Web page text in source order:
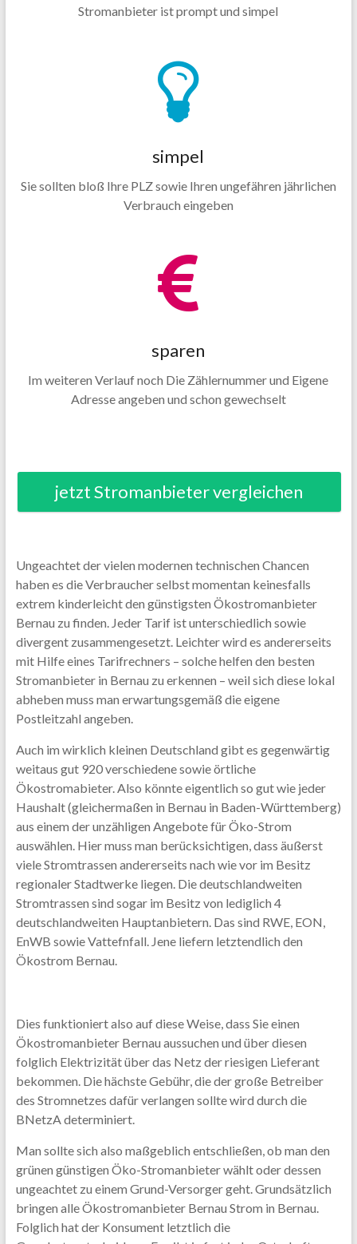
Stromanbieter ist prompt und simpel
simpel
Sie sollten bloß Ihre PLZ sowie Ihren ungefähren jährlichen
Verbrauch eingeben
sparen
Im weiteren Verlauf noch Die Zählernummer und Eigene
Adresse angeben und schon gewechselt
jetzt Stromanbieter vergleichen
Ungeachtet der vielen modernen technischen Chancen
haben es die Verbraucher selbst momentan keinesfalls
extrem kinderleicht den günstigsten Ökostromanbieter
Bernau zu finden. Jeder Tarif ist unterschiedlich sowie
divergent zusammengesetzt. Leichter wird es andererseits
mit Hilfe eines Tarifrechners – solche helfen den besten
Stromanbieter in Bernau zu erkennen – weil sich diese lokal
abheben muss man erwartungsgemäß die eigene
Postleitzahl angeben.
Auch im wirklich kleinen Deutschland gibt es gegenwärtig
weitaus gut 920 verschiedene sowie örtliche
Ökostromabieter. Also könnte eigentlich so gut wie jeder
Haushalt (gleichermaßen in Bernau in Baden-Württemberg)
aus einem der unzähligen Angebote für Öko-Strom
auswählen. Hier muss man berücksichtigen, dass äußerst
viele Stromtrassen andererseits nach wie vor im Besitz
regionaler Stadtwerke liegen. Die deutschlandweiten
Stromtrassen sind sogar im Besitz von lediglich 4
deutschlandweiten Hauptanbietern. Das sind RWE, EON,
EnWB sowie Vattefnfall. Jene liefern letztendlich den
Ökostrom Bernau.
Dies funktioniert also auf diese Weise, dass Sie einen
Ökostromanbieter Bernau aussuchen und über diesen
folglich Elektrizität über das Netz der riesigen Lieferant
bekommen. Die hächste Gebühr, die der große Betreiber
des Stromnetzes dafür verlangen sollte wird durch die
BNetzA determiniert.
Man sollte sich also maßgeblich entschließen, ob man den
grünen günstigen Öko-Stromanbieter wählt oder dessen
ungeachtet zu einem Grund-Versorger geht. Grundsätzlich
bringen alle Ökostromanbieter Bernau Strom in Bernau.
Folglich hat der Konsument letztlich die